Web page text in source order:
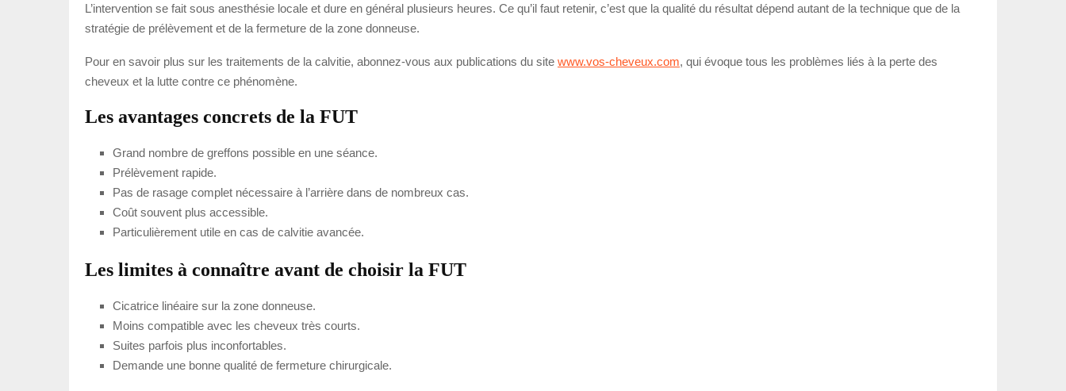
L’intervention se fait sous anesthésie locale et dure en général plusieurs heures. Ce qu’il faut retenir, c’est que la qualité du résultat dépend autant de la technique que de la
stratégie de prélèvement et de la fermeture de la zone donneuse.
Pour en savoir plus sur les traitements de la calvitie, abonnez-vous aux publications du site www.vos-cheveux.com, qui évoque tous les problèmes liés à la perte des
cheveux et la lutte contre ce phénomène.
Les avantages concrets de la FUT
Grand nombre de greffons possible en une séance.
Prélèvement rapide.
Pas de rasage complet nécessaire à l’arrière dans de nombreux cas.
Coût souvent plus accessible.
Particulièrement utile en cas de calvitie avancée.
Les limites à connaître avant de choisir la FUT
Cicatrice linéaire sur la zone donneuse.
Moins compatible avec les cheveux très courts.
Suites parfois plus inconfortables.
Demande une bonne qualité de fermeture chirurgicale.